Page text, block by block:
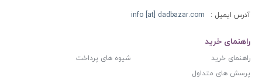
آدرس ایمیل : info [at] dadbazar.com
راهنمای خرید
راهنمای خرید
شیوه های پرداخت
پرسش های متداول